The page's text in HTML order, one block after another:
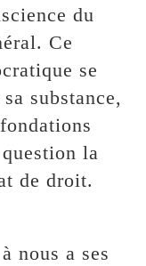
du
Ce
se
substance,
la
de droit.
nous a ses